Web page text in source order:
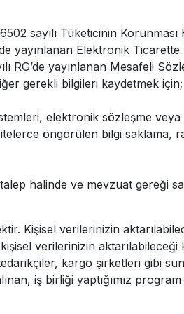
sayılı Tüketicinin
yayınlanan Elektronik
RG’de yayınlanan Mesafeli
gerekli bilgileri kaydetmek için;
elektronik sözleşme
öngörülen bilgi saklama,
halinde ve mevzuat gereği
Kişisel verilerinizin
verilerinizin
kargo şirketleri gibi
iş birliği yaptığımız